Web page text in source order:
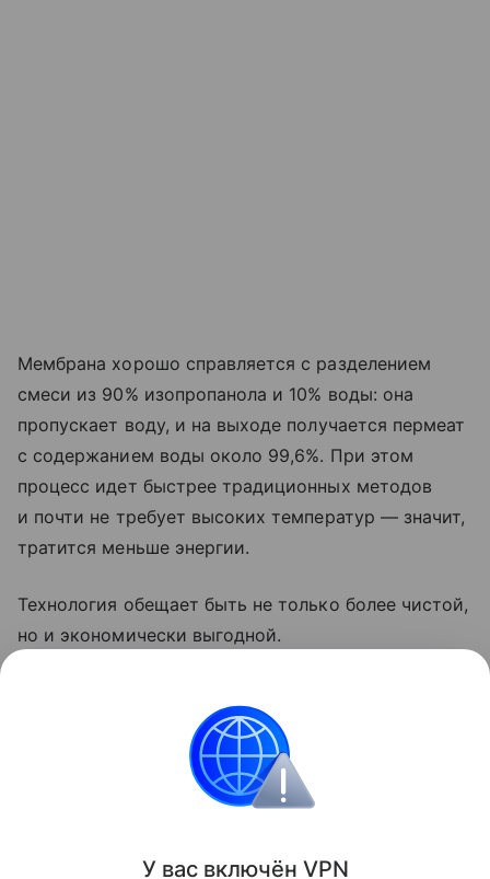
Мембрана хорошо справляется с разделением
смеси из 90% изопропанола и 10% воды: она
пропускает воду, и на выходе получается пермеат
с содержанием воды около 99,6%. При этом
процесс идет быстрее традиционных методов
и почти не требует высоких температур — значит,
тратится меньше энергии.
Технология обещает быть не только более чистой,
но и экономически выгодной.
могут стать новым инструментом экологического
У вас включён VPN